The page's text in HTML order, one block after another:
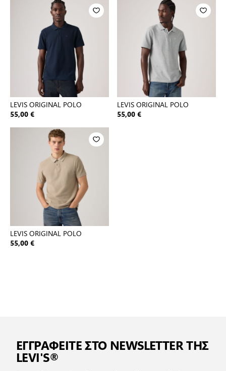
LEVIS ORIGINAL POLO
55,00 €
LEVIS ORIGINAL POLO
55,00 €
LEVIS ORIGINAL POLO
55,00 €
ΕΓΓΡΑΦΕΙΤΕ ΣΤΟ NEWSLETTER ΤΗΣ
LEVI'S®